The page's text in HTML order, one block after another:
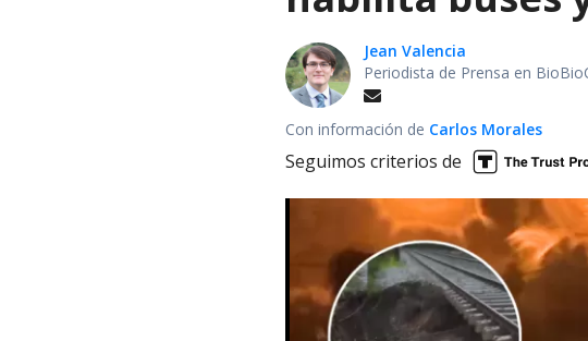
Jean Valencia
Periodista de Prensa en
Con información de Carlos Morales
Seguimos criterios de